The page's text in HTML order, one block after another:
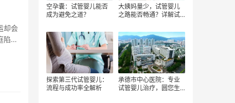
却会
入
空孕囊：试管婴儿能否
成为避免之道？
大姨妈量少，试管婴儿
之路能否畅通？详解试
探索第三代试管婴儿：
流程与成功率全解析
承德市中心医院：专业
试管婴儿治疗，圆您生